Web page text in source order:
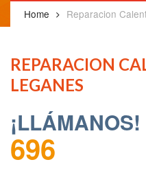
Home Reparacion
REPARACION
LEGANES
¡LLÁMANOS!
696